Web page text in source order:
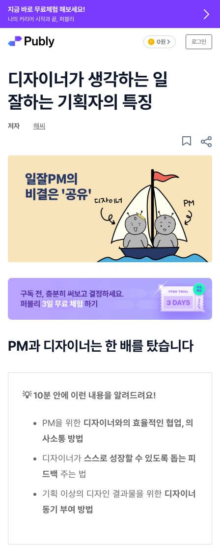
지금 바로 무료체험 해보세요!
나의 커리어 시작과 끝, 퍼블리
0원 로그인
디자이너가 생각하는 일
잘하는 기획자의 특징
저자 해씨
PM과 디자이너는 한 배를 탔습니다
💡 10분 안에 이런 내용을 알려드려요!
PM을 위한 디자이너와의 효율적인 협업, 의
사소통 방법
디자이너가 스스로 성장할 수 있도록 돕는 피
드백 주는 법
기획 이상의 디자인 결과물을 위한 디자이너
동기 부여 방법